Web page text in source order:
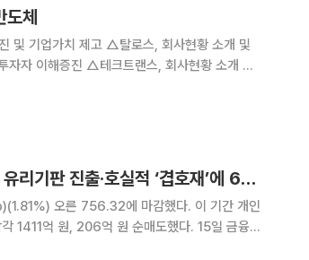
체
및 기업가치 제고 △탈로스, 회사현황 소개 및
자 이해증진 △테크트랜스, 회사현황 소개 및
황 소개 및 투자자 이
[베스트&워스트] 피아이이, 삼성전자 유리기판 진출·호실적 ‘겹호재’에 60%↑
오른 756.32에 마감했다. 이 기간 개인
원, 206억 원 순매도했다. 15일 금융정